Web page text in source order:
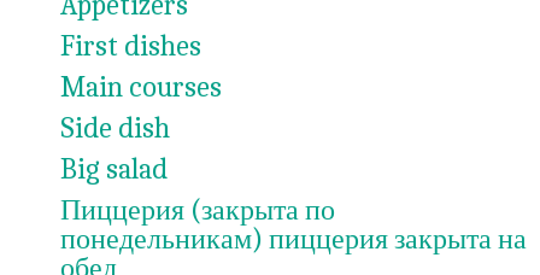
First dishes
Main courses
Side dish
Big salad
Пиццерия (закрыта по
понедельникам) пиццерия закрыта на
обед